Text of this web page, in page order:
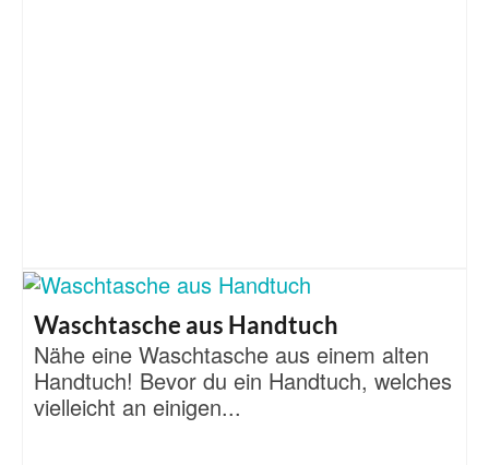
Waschtasche aus Handtuch
Nähe eine Waschtasche aus einem alten
Handtuch! Bevor du ein Handtuch, welches
vielleicht an einigen...